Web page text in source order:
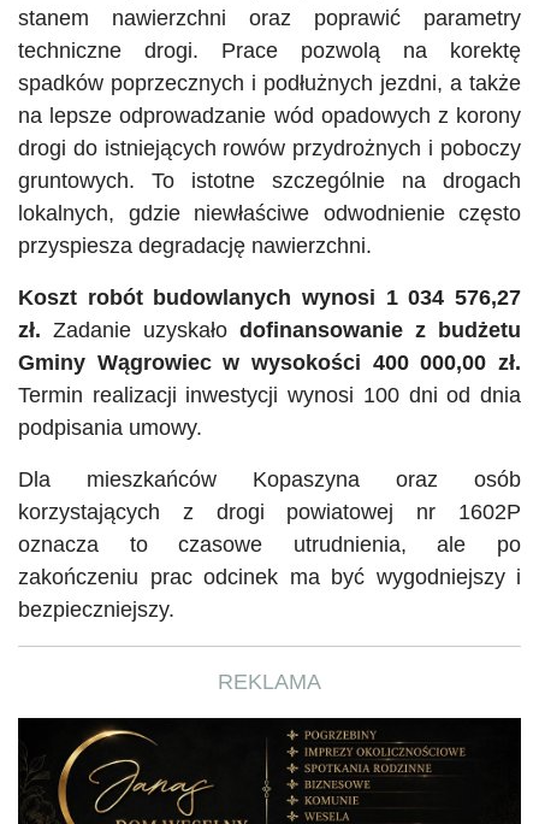
stanem nawierzchni oraz poprawić parametry
techniczne drogi. Prace pozwolą na korektę
spadków poprzecznych i podłużnych jezdni, a także
na lepsze odprowadzanie wód opadowych z korony
drogi do istniejących rowów przydrożnych i poboczy
gruntowych. To istotne szczególnie na drogach
lokalnych, gdzie niewłaściwe odwodnienie często
przyspiesza degradację nawierzchni.
Koszt robót budowlanych wynosi 1 034 576,27
zł. Zadanie uzyskało dofinansowanie z budżetu
Gminy Wągrowiec w wysokości 400 000,00 zł.
Termin realizacji inwestycji wynosi 100 dni od dnia
podpisania umowy.
Dla mieszkańców Kopaszyna oraz osób
korzystających z drogi powiatowej nr 1602P
oznacza to czasowe utrudnienia, ale po
zakończeniu prac odcinek ma być wygodniejszy i
bezpieczniejszy.
REKLAMA